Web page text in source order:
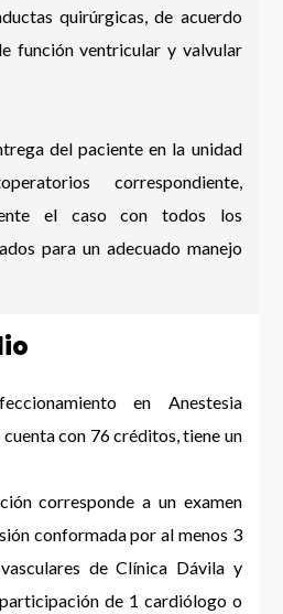
quirúrgicas, de acuerdo
función ventricular y valvular
del paciente en la unidad
correspondiente,
el caso con todos los
para un adecuado manejo
en Anestesia
con 76 créditos, tiene un
corresponde a un examen
conformada por al menos 3
de Clínica Dávila y
de 1 cardiólogo o